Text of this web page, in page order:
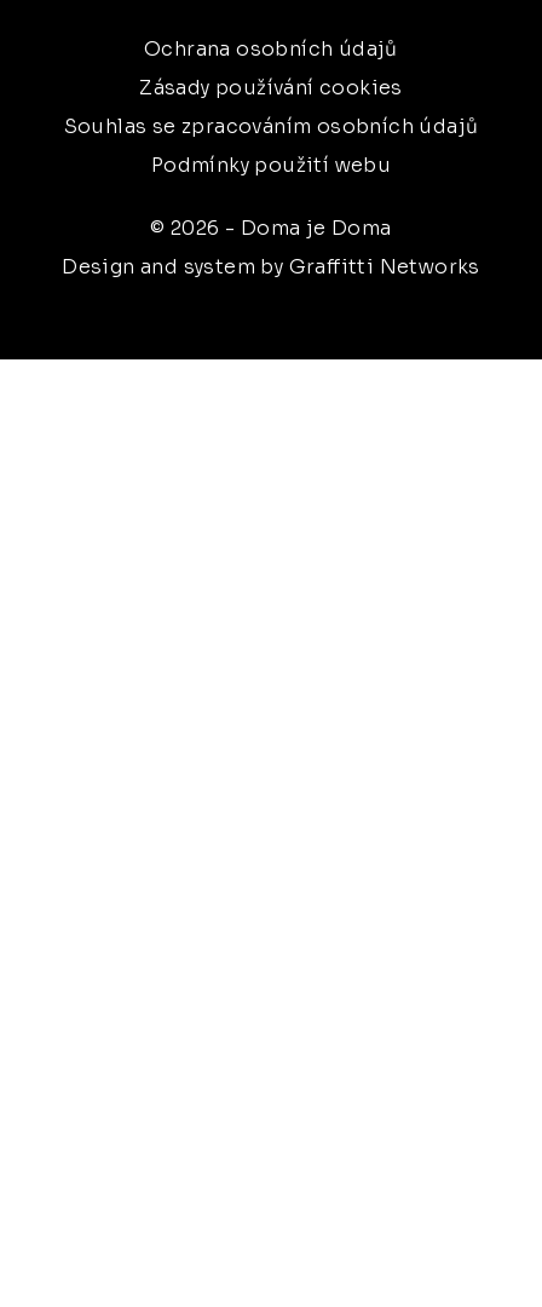
Ochrana osobních údajů
Zásady používání cookies
Souhlas se zpracováním osobních údajů
Podmínky použití webu
© 2026 - Doma je Doma
Design and system by Graffitti Networks